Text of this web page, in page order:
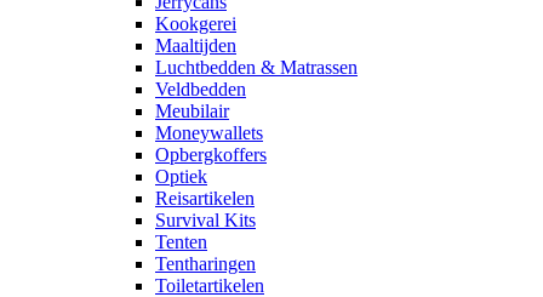
Kookgerei
Maaltijden
Luchtbedden & Matrassen
Veldbedden
Meubilair
Moneywallets
Opbergkoffers
Optiek
Reisartikelen
Survival Kits
Tenten
Tentharingen
Toiletartikelen